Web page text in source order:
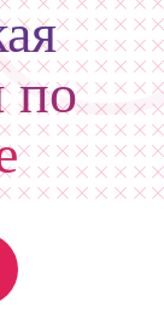
по